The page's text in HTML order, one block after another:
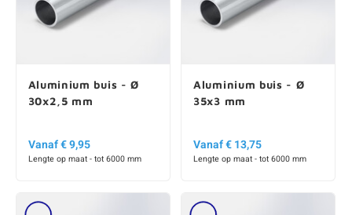
Aluminium buis - Ø
30x2,5 mm
Vanaf € 9,95
Lengte op maat - tot 6000 mm
Aluminium buis - Ø
35x3 mm
Vanaf € 13,75
Lengte op maat - tot 6000 mm